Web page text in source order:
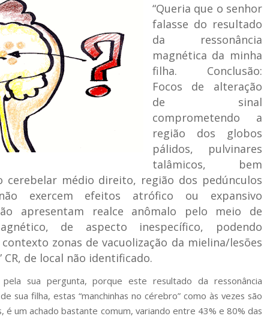
“Queria que o senhor
falasse do resultado
da ressonância
magnética da minha
filha. Conclusão:
Focos de alteração
de sinal
comprometendo a
região dos globos
pálidos, pulvinares
talâmicos, bem
cerebelar médio direito, região dos pedúnculos
exercem efeitos atrófico ou expansivo
apresentam realce anômalo pelo meio de
de aspecto inespecífico, podendo
zonas de vacuolização da mielina/lesões
CR, de local não identificado.
pela sua pergunta, porque este resultado da ressonância
sua filha, estas “manchinhas no cérebro” como às vezes são
é um achado bastante comum, variando entre 43% e 80% das